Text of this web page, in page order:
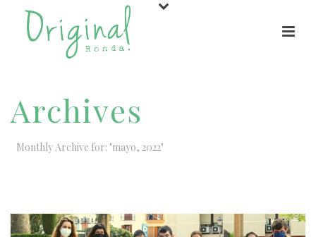
Archives
Monthly Archive for: "mayo, 2022"